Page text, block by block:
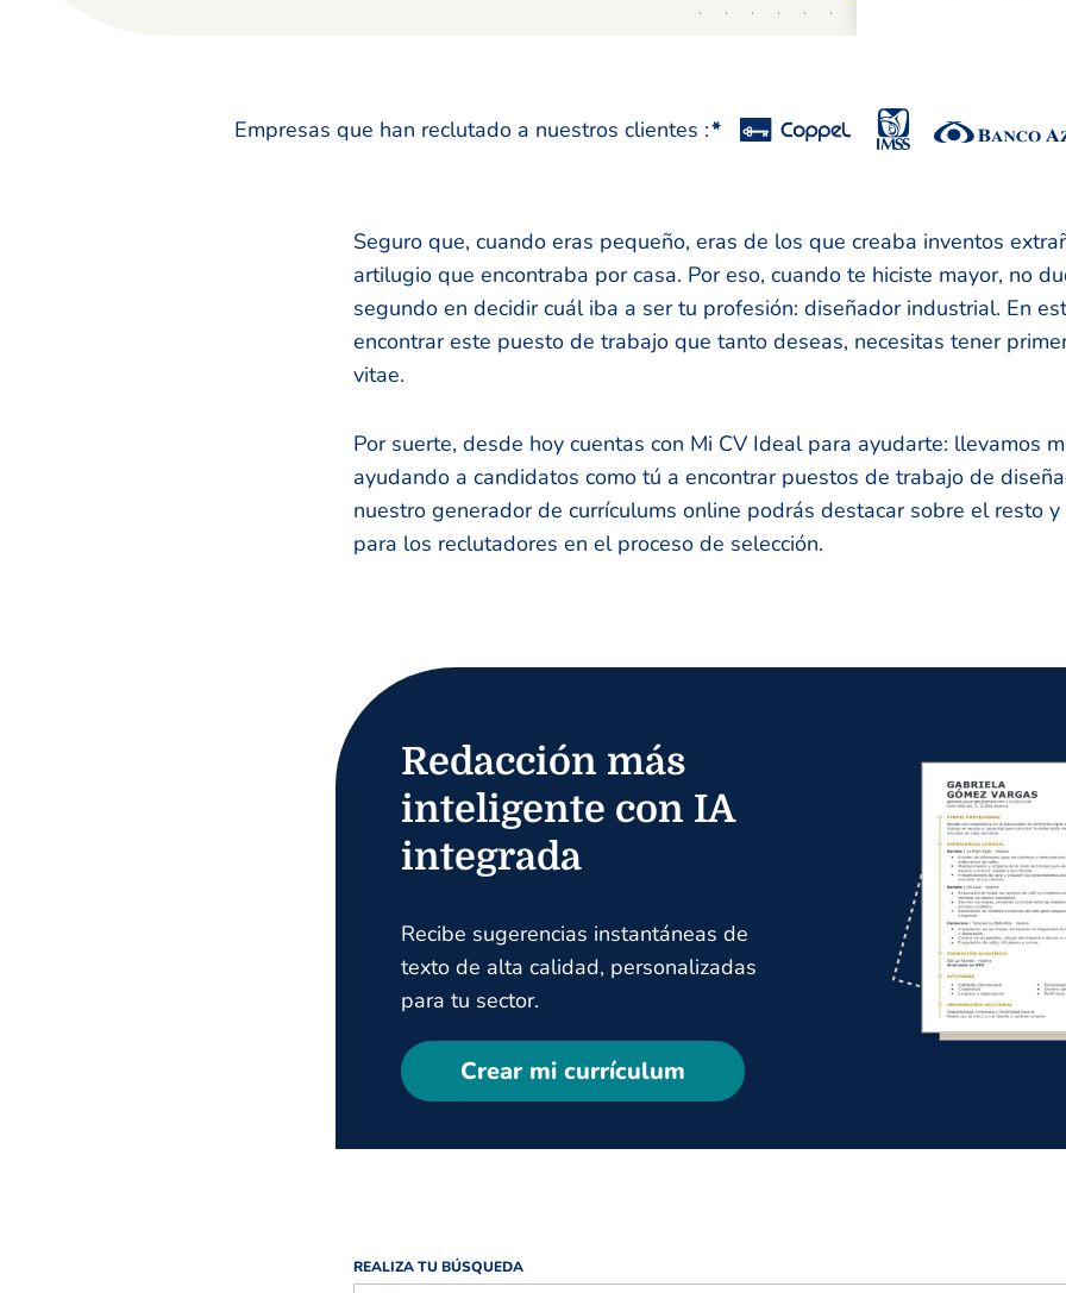
Empresas que han reclutado a nuestros clientes :*
Seguro que, cuando eras pequeño, eras de los que creaba inventos
artilugio que encontraba por casa. Por eso, cuando te hiciste mayor, no
segundo en decidir cuál iba a ser tu profesión: diseñador industrial. En
encontrar este puesto de trabajo que tanto deseas, necesitas tener
vitae.
Por suerte, desde hoy cuentas con Mi CV Ideal para ayudarte: llevamos
ayudando a candidatos como tú a encontrar puestos de trabajo de
nuestro generador de currículums online podrás destacar sobre el resto
para los reclutadores en el proceso de selección.
Redacción más
inteligente con IA
integrada
Recibe sugerencias instantáneas de
texto de alta calidad, personalizadas
para tu sector.
Crear mi currículum
REALIZA TU BÚSQUEDA